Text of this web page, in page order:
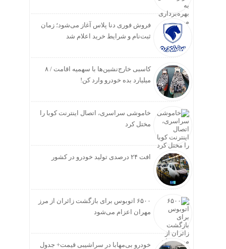
فروش فوری دنا پلاس آغاز می‌شود؛ زمان
ثبت‌نام و شرایط خرید اعلام شد
کاسبی خارج‌نشین‌ها با سهمیه اقامت / ۸
میلیارد بده خودرو وارد کن!
خاموشی سراسری، اتصال اینترنت کوبا را
مختل کرد
افت ۲۴ درصدی تولید خودرو در کشور
۶۵۰۰ اتوبوس برای بازگشت زائران از مرز
مهران اعزام می‌شود
خودرو بی‌مهابا در سراشیبی قیمت+ جدول